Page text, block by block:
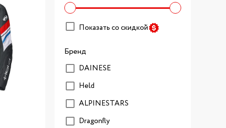
Показать со скидкой
Бренд
DAINESE
Held
ALPINESTARS
Dragonfly